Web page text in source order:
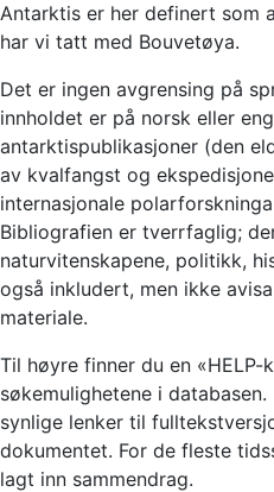
Antarktis er her definert som
har vi tatt med Bouvetøya.
Det er ingen avgrensing på
innholdet er på norsk eller
antarktispublikasjoner (den
av kvalfangst og
internasjonale
Bibliografien er tverrfaglig;
naturvitenskapene, politikk,
også inkludert, men ikke
materiale.
Til høyre finner du en
søkemulighetene i
synlige lenker til
dokumentet. For de fleste
lagt inn sammendrag.